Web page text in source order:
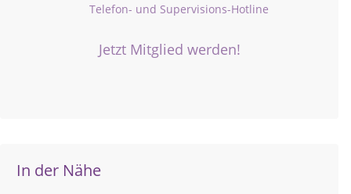
Telefon- und Supervisions-Hotline
Jetzt Mitglied werden!
In der Nähe